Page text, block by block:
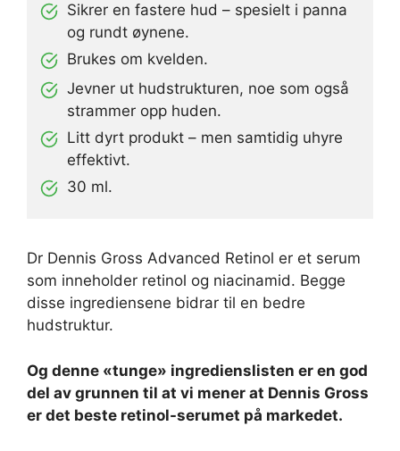
Sikrer en fastere hud – spesielt i panna
og rundt øynene.
Brukes om kvelden.
Jevner ut hudstrukturen, noe som også
strammer opp huden.
Litt dyrt produkt – men samtidig uhyre
effektivt.
30 ml.
Dr Dennis Gross Advanced Retinol er et serum
som inneholder retinol og niacinamid. Begge
disse ingrediensene bidrar til en bedre
hudstruktur.
Og denne «tunge» ingredienslisten er en god
del av grunnen til at vi mener at Dennis Gross
er det beste retinol-serumet på markedet.